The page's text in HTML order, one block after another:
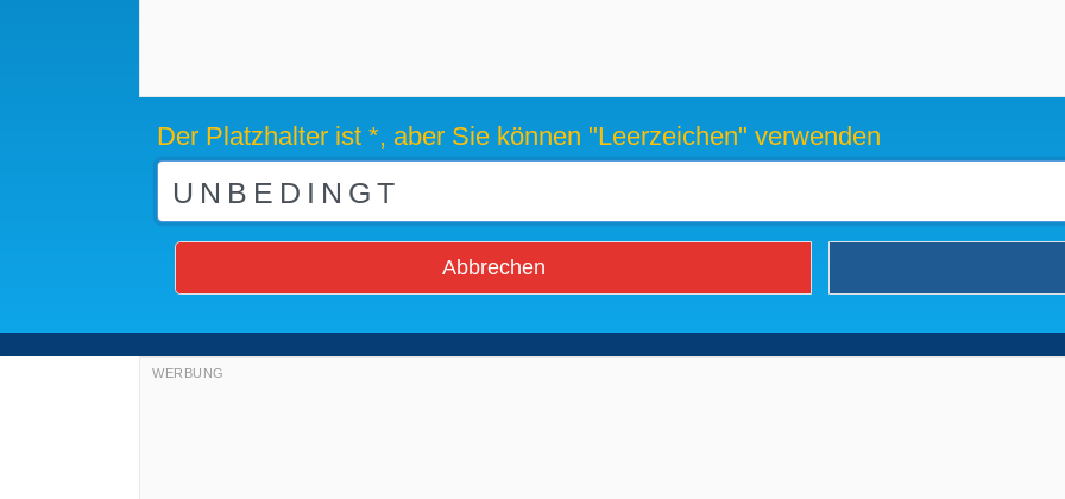
Der Platzhalter ist *, aber Sie können "Leerzeichen" verwenden
Abbrechen